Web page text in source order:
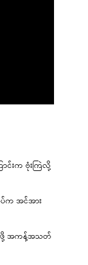
ာင်းက ဗုံးကြဲလို့
က အင်အား
ပ်ဖို့ အကန့်အသတ်